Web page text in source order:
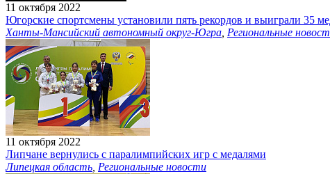
11 октября 2022
Югорские спортсмены установили пять рекордов и выиграли 35
Ханты-Мансийский автономный округ-Югра Региональные
11 октября 2022
Липчане вернулись с паралимпийских игр с медалями
Липецкая область Региональные новости